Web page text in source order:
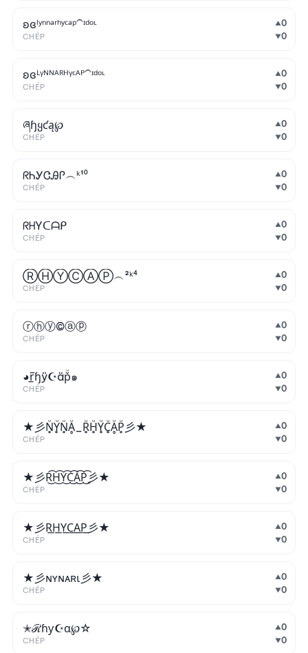
ʚɞˡʸⁿⁿᵃʳʰʸᶜᵃᵖ⁀ᶦᵈᵒᶫ
CHÉP
▲0
▼0
ʚɞᴸᵞᴺᴺᴬᴿᴴᵞᶜᴬᴾ⁀ᶦᵈᵒᶫ
CHÉP
▲0
▼0
ཞɧყƈą℘
CHÉP
▲0
▼0
ᖇᏂᎩᏣᎯᎵ︵ᵏ¹⁰
CHÉP
▲0
▼0
ᖇᕼYᑕᗩᑭ
CHÉP
▲0
▼0
ⓇⒽⓎⒸⒶⓅ︵²ᵏ⁴
CHÉP
▲0
▼0
ⓡⓗⓨ©ⓐⓟ
CHÉP
▲0
▼0
◕r̲̅ɧÿ☪äp̱̱̬̻̞̩͎̌ͦ̏๑
CHÉP
▲0
▼0
★彡N̥ͦY̥ͦN̥ͦḀͦ_R̥ͦH̥ͦY̥ͦC̥ͦḀͦP̥ͦ彡★
CHÉP
▲0
▼0
★彡R͜͡H͜͡Y͜͡C͜͡A͜͡P͜͡彡★
CHÉP
▲0
▼0
★彡R͟H͟Y͟C͟A͟P͟彡★
CHÉP
▲0
▼0
★彡ɴʏɴᴀʀι彡★
CHÉP
▲0
▼0
✭ℛɦƴ☪α℘☆
CHÉP
▲0
▼0